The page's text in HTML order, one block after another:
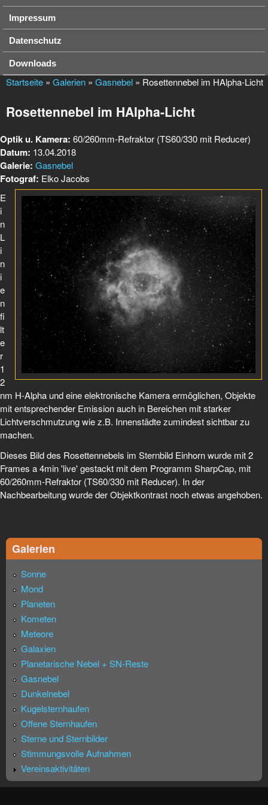
Impressum
Datenschutz
Downloads
Startseite » Galerien » Gasnebel » Rosettennebel im HAlpha-Licht
Rosettennebel im HAlpha-Licht
Optik u. Kamera: 60/260mm-Refraktor (TS60/330 mit Reducer)
Datum: 13.04.2018
Galerie: Gasnebel
Fotograf: Elko Jacobs
E
i
n
L
i
n
i
e
n
fi
lt
e
r
1
2
nm H-Alpha und eine elektronische Kamera ermöglichen, Objekte
mit entsprechender Emission auch in Bereichen mit starker
Lichtverschmutzung wie z.B. Innenstädte zumindest sichtbar zu
machen.
Dieses Bild des Rosettennebels im Sternbild Einhorn wurde mit 2
Frames a 4min 'live' gestackt mit dem Programm SharpCap, mit
60/260mm-Refraktor (TS60/330 mit Reducer). In der
Nachbearbeitung wurde der Objektkontrast noch etwas angehoben.
Galerien
Sonne
Mond
Planeten
Kometen
Meteore
Galaxien
Planetarische Nebel + SN-Reste
Gasnebel
Dunkelnebel
Kugelsternhaufen
Offene Sternhaufen
Sterne und Sternbilder
Stimmungsvolle Aufnahmen
Vereinsaktivitäten